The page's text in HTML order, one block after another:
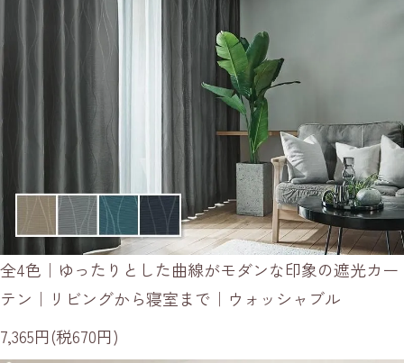
全4色｜ゆったりとした曲線がモダンな印象の遮光カー
テン｜リビングから寝室まで｜ウォッシャブル
7,365円(税670円)